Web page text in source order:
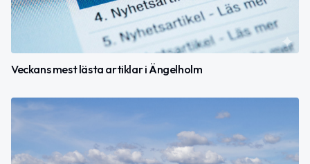
Veckans mest lästa artiklar i Ängelholm